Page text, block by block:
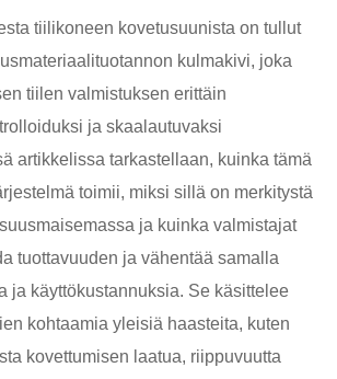
tiilikoneen kovetusuunista on tullut
kulmakivi, joka
tiilen valmistuksen erittäin
ja skaalautuvaksi
artikkelissa tarkastellaan, kuinka tämä
toimii, miksi sillä on merkitystä
ja kuinka valmistajat
tuottavuuden ja vähentää samalla
ja käyttökustannuksia. Se käsittelee
kohtaamia yleisiä haasteita, kuten
kovettumisen laatua, riippuvuutta